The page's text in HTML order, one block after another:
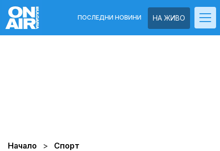
НА ЖИВО
ПОСЛЕДНИ НОВИНИ
Начало Спорт